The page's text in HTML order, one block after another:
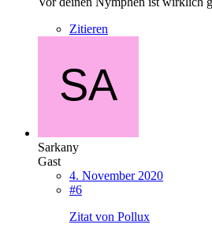
Zitieren
Sarkany
Gast
4. November 2020
#6
Zitat von Pollux